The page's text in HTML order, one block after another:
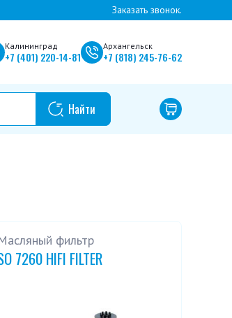
Заказать звонок.
Калининград
+7 (401) 220-14-81
Архангельск
+7 (818) 245-76-62
фильтр
7260 HIFI FILTER